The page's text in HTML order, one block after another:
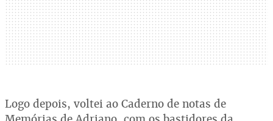
Logo depois, voltei ao Caderno de notas de